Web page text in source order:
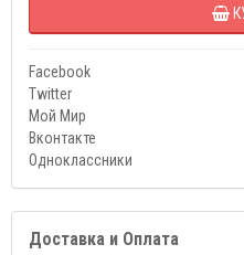
Facebook
Twitter
Мой Мир
Вконтакте
Одноклассники
Доставка и Оплата